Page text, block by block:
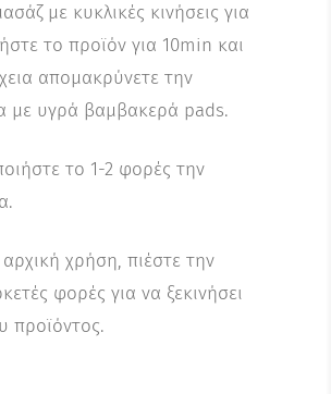
με κυκλικές κινήσεις για
το προϊόν για 10min και
απομακρύνετε την
με υγρά βαμβακερά pads.
το 1-2 φορές την
χρήση, πιέστε την
φορές για να ξεκινήσει
προϊόντος.